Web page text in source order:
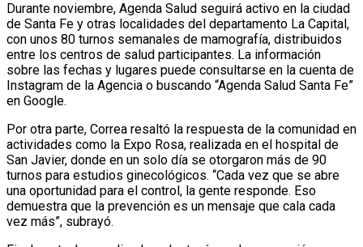
Durante noviembre, Agenda Salud seguirá activo en la ciudad
de Santa Fe y otras localidades del departamento La Capital,
con unos 80 turnos semanales de mamografía, distribuidos
entre los centros de salud participantes. La información
sobre las fechas y lugares puede consultarse en la cuenta de
Instagram de la Agencia o buscando “Agenda Salud Santa Fe”
en Google.
Por otra parte, Correa resaltó la respuesta de la comunidad en
actividades como la Expo Rosa, realizada en el hospital de
San Javier, donde en un solo día se otorgaron más de 90
turnos para estudios ginecológicos. “Cada vez que se abre
una oportunidad para el control, la gente responde. Eso
demuestra que la prevención es un mensaje que cala cada
vez más”, subrayó.